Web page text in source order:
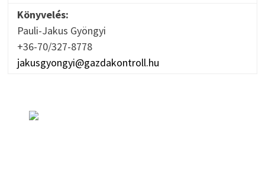
Könyvelés:
Pauli-Jakus Gyöngyi
+36-70/327-8778
jakusgyongyi@gazdakontroll.hu